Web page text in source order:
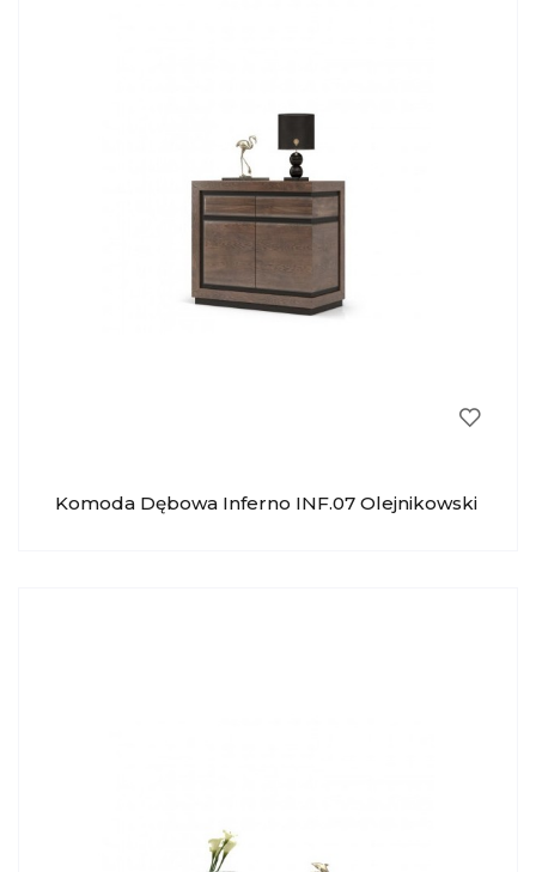
Komoda Dębowa Inferno INF.07 Olejnikowski